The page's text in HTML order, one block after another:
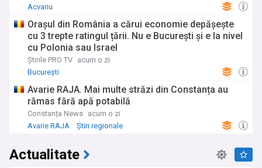
Acvariu
Orașul din România a cărui economie depășește
cu 3 trepte ratingul țării. Nu e București și e la nivel
cu Polonia sau Israel
Știrile PRO TV acum o zi
București
Avarie RAJA. Mai multe străzi din Constanța au
rămas fără apă potabilă
Constanța News acum o zi
Avarie RAJA
Știri regionale
Actualitate